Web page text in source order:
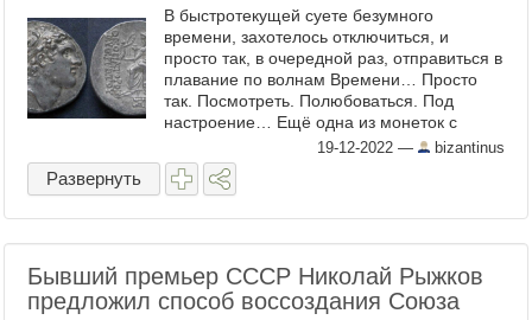
В быстротекущей суете безумного
времени, захотелось отключиться, и
просто так, в очередной раз, отправиться в
плавание по волнам Времени… Просто
так. Посмотреть. Полюбоваться. Под
настроение… Ещё одна из монеток с
прошедшего 09 декабря 2022 года, в
пятницу, аукциона «Юнона-XL». Вот ...
19-12-2022 — bizantinus
Развернуть
Бывший премьер СССР Николай Рыжков
предложил способ воссоздания Союза